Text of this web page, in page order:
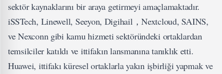
sektör kaynaklarını bir araya getirmeyi amaçlamaktadır.
iSSTech, Linewell, Seeyon, Digihail，Nextcloud, SAINS,
ve Nexconn gibi kamu hizmeti sektöründeki ortaklardan
temsilciler katıldı ve ittifakın lansmanına tanıklık etti.
Huawei, ittifakı küresel ortaklarla yakın işbirliği yapmak ve